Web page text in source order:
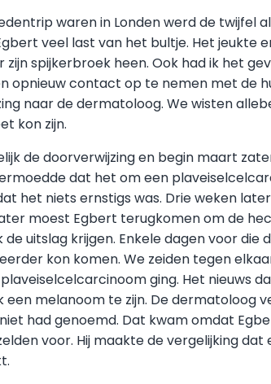
waren in Londen werd de twijfel
veel last van het bultje. Het jeukte
spijkerbroek heen. Ook had ik het
opnieuw contact op te nemen met de
naar de dermatoloog. We wisten
kon zijn.
de doorverwijzing en begin maart
dat het om een
het niets ernstigs was. Drie weken
moest Egbert terugkomen om de
de uitslag krijgen. Enkele dagen voor die
kon komen. We zeiden tegen
ging. Het nieuws
melanoom te zijn. De dermatoloog
had genoemd. Dat kwam omdat
voor. Hij maakte de vergelijking dat